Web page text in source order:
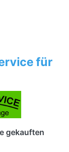
für
gekauften